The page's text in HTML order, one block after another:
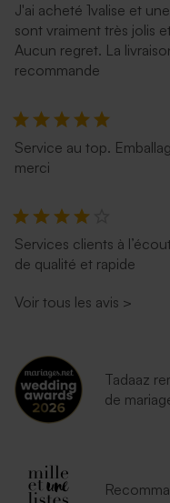
J'ai acheté 1valise et
sont vraiment très jolis
Aucun regret. La
recommande
Service au top.
merci
Services clients à
de qualité et rapide
Voir tous les avis >
Tadaaz
de